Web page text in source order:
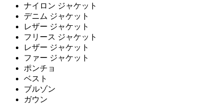
ナイロン ジャケット
デニム ジャケット
レザー ジャケット
フリース ジャケット
レザー ジャケット
ファー ジャケット
ポンチョ
ベスト
ブルゾン
ガウン